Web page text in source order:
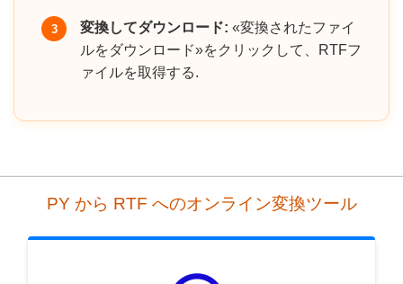
3 変換してダウンロード: «変換されたファイ
ルをダウンロード»をクリックして、RTFフ
ァイルを取得する.
PY から RTF へのオンライン変換ツール